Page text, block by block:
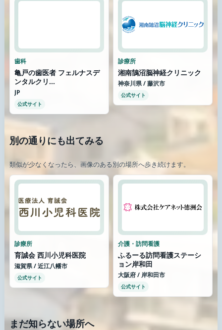
歯科
亀戸の歯医者 フェルナスデ
ンタルクリ...
JP
公式サイト
診療所
湘南鵠沼脳神経クリニック
神奈川県 / 藤沢市
公式サイト
別の通りにも出てみる
類似が少なくなったら、画像のある別の場所へ歩き続けます。
診療所
育誠会 西川小児科医院
滋賀県 / 近江八幡市
公式サイト
介護・訪問看護
ふるーる訪問看護ステーシ
ョン岸和田
大阪府 / 岸和田市
公式サイト
まだ知らない場所へ